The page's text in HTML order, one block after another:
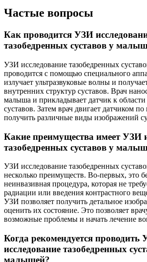
Частые вопросы
Как проводится УЗИ
тазобедренных суставов у
УЗИ исследование тазобедренных
проводится с помощью специального
излучает ультразвуковые волны и
внутренних структур суставов. Врач
малыша и прикладывает датчик к области
суставов. Затем врач двигает датчиком
получить различные виды изображений
Какие преимущества имеет УЗИ
тазобедренных суставов у
УЗИ исследование тазобедренных
несколько преимуществ. Во-первых, это
неинвазивная процедура, которая не
радиации или введения контрастного
УЗИ позволяет получить детальное
оценить их состояние. Это позволяет
возможные проблемы и начать лечение
Когда рекомендуется проводить
исследование тазобедренных
малышей?